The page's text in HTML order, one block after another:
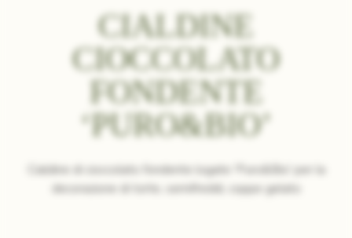
CIALDINE
CIOCCOLATO
FONDENTE
‘PURO&BIO’
Cialdine di cioccolato fondente logate 'Puro&Bio' per la
decorazione di torte, semifreddi, coppe gelato